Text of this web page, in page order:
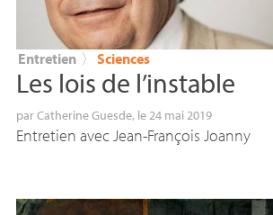
Entretien 〉 Sciences
Les lois de l’instable
parCatherine Guesde, le 24 mai 2019
Entretien avec Jean-François Joanny